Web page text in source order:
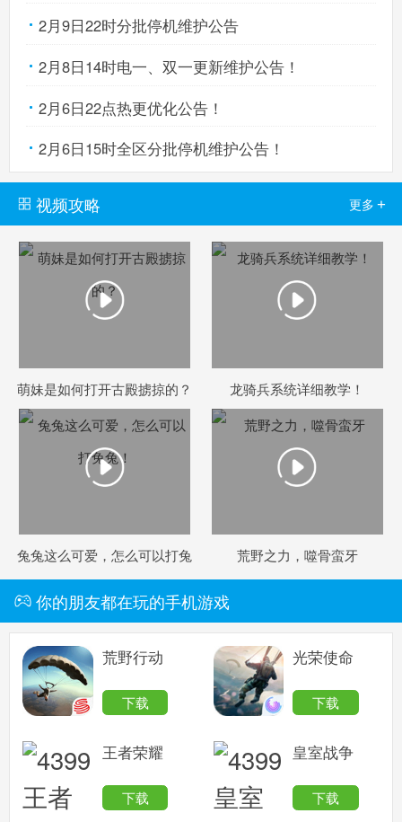
2月9日22时分批停机维护公告
2月8日14时电一、双一更新维护公告！
2月6日22点热更优化公告！
2月6日15时全区分批停机维护公告！
视频攻略 更多 +
萌妹是如何打开古殿掳掠的？ 龙骑兵系统详细教学！
兔兔这么可爱，怎么可以打兔
荒野之力，噬骨蛮牙
你的朋友都在玩的手机游戏
荒野行动
下载
光荣使命
下载
王者荣耀
下载
皇室战争
下载